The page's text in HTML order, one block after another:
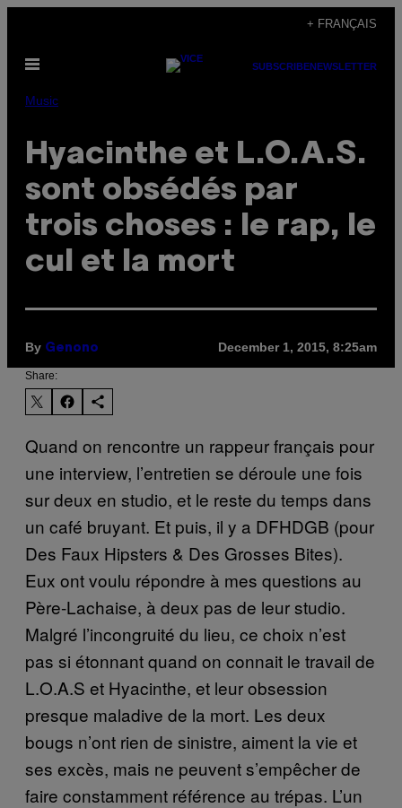
content
+ FRANÇAIS
Open
SUBSCRIBENEWSLETTER
Music
Hyacinthe et L.O.A.S.
sont obsédés par
trois choses : le rap, le
cul et la mort
By Genono December 1, 2015, 8:25am
Share:
Quand on rencontre un rappeur français pour
une interview, l’entretien se déroule une fois
sur deux en studio, et le reste du temps dans
un café bruyant. Et puis, il y a DFHDGB (pour
Des Faux Hipsters & Des Grosses Bites).
Eux ont voulu répondre à mes questions au
Père-Lachaise, à deux pas de leur studio.
Malgré l’incongruité du lieu, ce choix n’est
pas si étonnant quand on connait le travail de
L.O.A.S et Hyacinthe, et leur obsession
presque maladive de la mort. Les deux
bougs n’ont rien de sinistre, aiment la vie et
ses excès, mais ne peuvent s’empêcher de
faire constamment référence au trépas. L’un